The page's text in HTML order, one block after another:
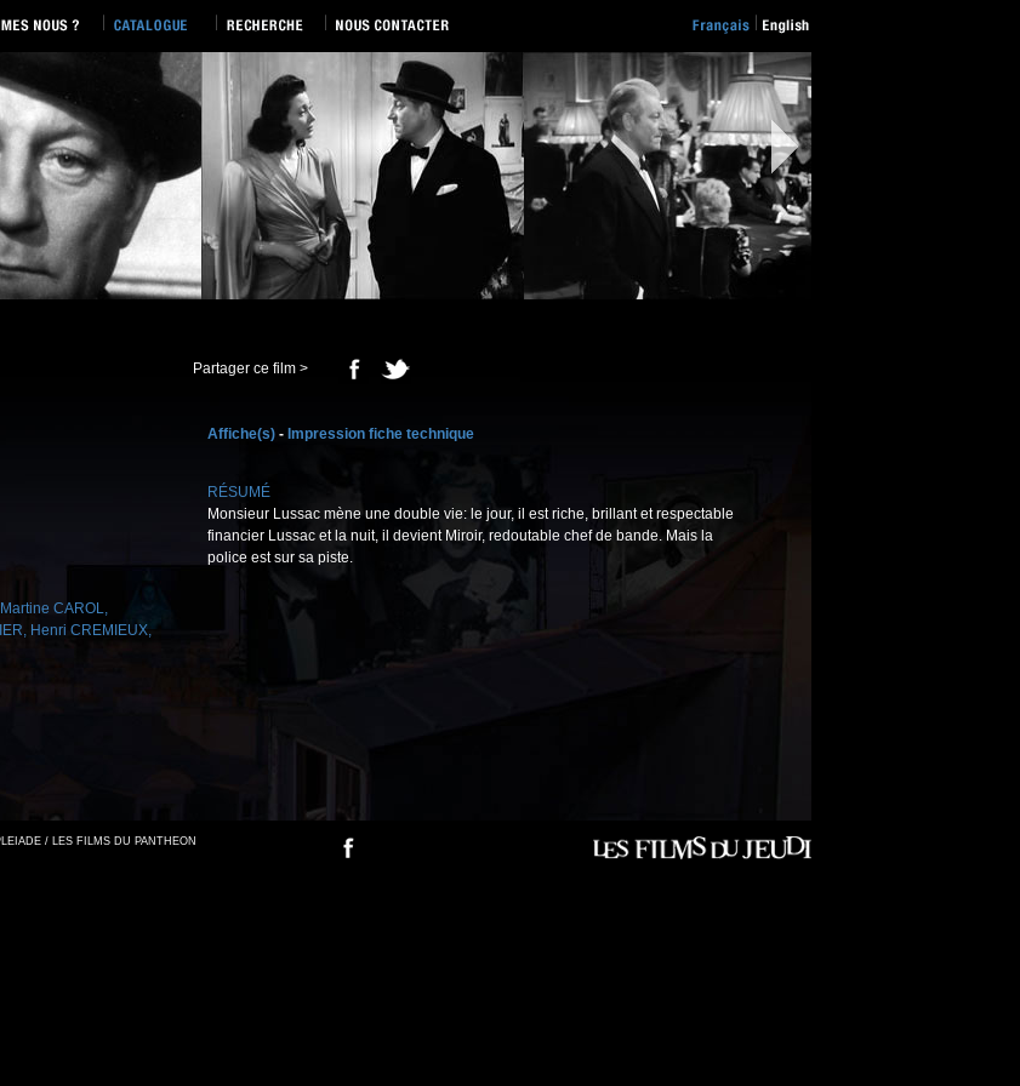
Partager ce film >
Martine CAROL,
, Henri CREMIEUX,
Affiche(s) - Impression fiche technique
RÉSUMÉ
Monsieur Lussac mène une double vie: le jour, il est riche, brillant et respectable
financier Lussac et la nuit, il devient Miroir, redoutable chef de bande. Mais la
police est sur sa piste.
/ LES FILMS DU PANTHEON